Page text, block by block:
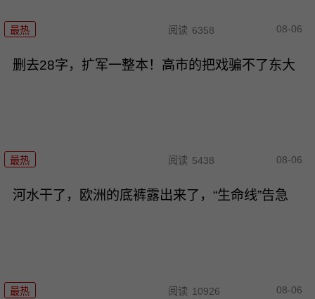
最热 阅读 6358 08-06
删去28字，扩军一整本！高市的把戏骗不了东大
最热 阅读 5438 08-06
河水干了，欧洲的底裤露出来了，“生命线”告急
最热 阅读 10926 08-06